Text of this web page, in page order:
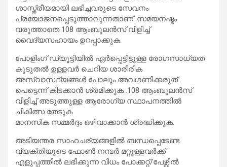
ശാസ്ത്രീയമായി ലഭിച്ചവരുടെ സേവനം
പ്രയോജനപ്പെടുത്താവുന്നതാണ്. സമയനഷ്ടം
വരുത്താതെ 108 ആംബുലൻസ് വിളിച്ച്
വൈദ്യസഹായം ഉറപ്പാക്കുക.
പോളിംഗ് ഡ്യൂട്ടിയിൽ ഏർപ്പെട്ടിട്ടുള്ള രോഗസാധ്യത
കൂടുതൽ ഉള്ളവർ ചെറിയ ശാരീരിക
അസ്വാസ്ഥ്യങ്ങൾ പോലും അവഗണിക്കരുത്.
പെട്ടെന്ന് കിടക്കാൻ ശ്രമിക്കുക .108 ആംബുലൻസ്
വിളിച്ച് അടുത്തുള്ള ആരോഗ്യ സ്ഥാപനത്തിൽ
ചികിത്സ തേടുക
മാനസിക സമ്മർദ്ദം ഒഴിവാക്കാൻ ശ്രദ്ധിക്കുക.
അടിയന്തര സാഹചര്യങ്ങളിൽ ബന്ധപ്പെടേണ്ട
വ്യക്തിയുടെ ഫോൺ നമ്പർ മറ്റുള്ളവർക്ക്
എളുപ്പത്തിൽ ലഭിക്കുന്ന വിധം പോക്കറ്റ്/പേഴ്സിൽ